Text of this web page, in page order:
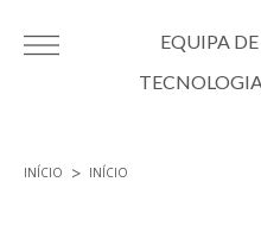
EQUIPA DE
INÍCIO INÍCIO